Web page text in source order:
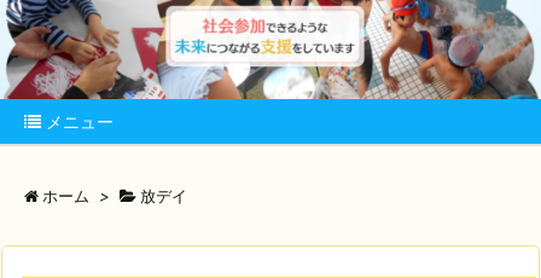
メニュー
ホーム > 放デイ